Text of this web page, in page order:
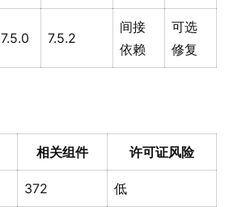
7.5.0 7.5.2
间接
依赖
可选
修复
相关组件 许可证风险
372 低